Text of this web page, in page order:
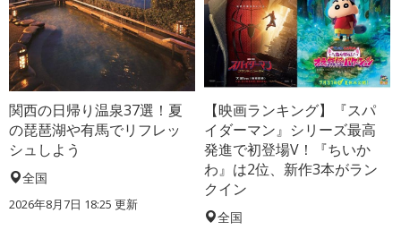
関西の日帰り温泉37選！夏
の琵琶湖や有馬でリフレッ
シュしよう
全国
2026年8月7日 18:25 更新
【映画ランキング】『スパ
イダーマン』シリーズ最高
発進で初登場V！『ちいか
わ』は2位、新作3本がラン
クイン
全国